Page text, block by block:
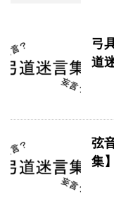
弓
道
弦
集】